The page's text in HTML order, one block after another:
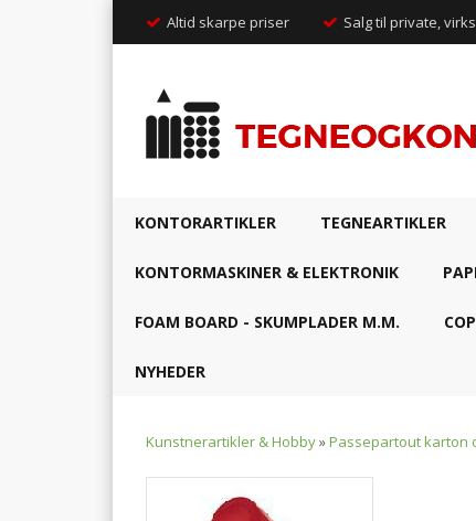
Altid skarpe priser Salg til private,
KONTORARTIKLER TEGNEARTIKLER
KONTORMASKINER & ELEKTRONIK
FOAM BOARD - SKUMPLADER M.M.
NYHEDER
Kunstnerartikler & Hobby»Passepartout karton